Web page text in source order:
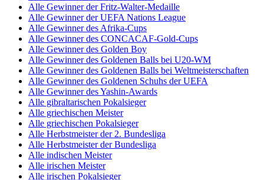
Alle Gewinner der Fritz-Walter-Medaille
Alle Gewinner der UEFA Nations League
Alle Gewinner des Afrika-Cups
Alle Gewinner des CONCACAF-Gold-Cups
Alle Gewinner des Golden Boy
Alle Gewinner des Goldenen Balls bei U20-WM
Alle Gewinner des Goldenen Balls bei Weltmeisterschaften
Alle Gewinner des Goldenen Schuhs der UEFA
Alle Gewinner des Yashin-Awards
Alle gibraltarischen Pokalsieger
Alle griechischen Meister
Alle griechischen Pokalsieger
Alle Herbstmeister der 2. Bundesliga
Alle Herbstmeister der Bundesliga
Alle indischen Meister
Alle irischen Meister
Alle irischen Pokalsieger